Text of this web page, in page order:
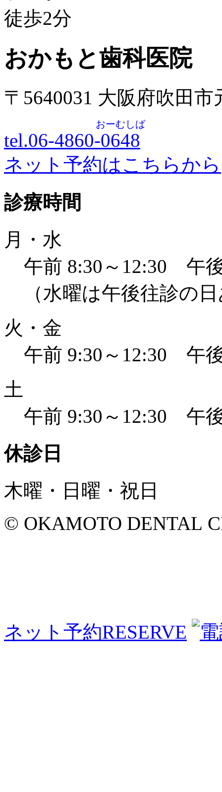
徒歩2分
おかもと歯科医院
〒5640031 大阪府吹田
tel.06-4860-0648
おーむしば
ネット予約はこちらから
診療時間
月・水
午前 8:30～12:30 午
（水曜は午後往診の
火・金
午前 9:30～12:30 午
土
午前 9:30～12:30 午
休診日
木曜・日曜・祝日
© OKAMOTO DENTAL
ネット予約RESERVE